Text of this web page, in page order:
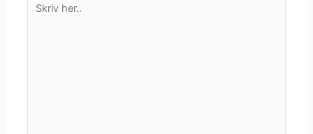
her..